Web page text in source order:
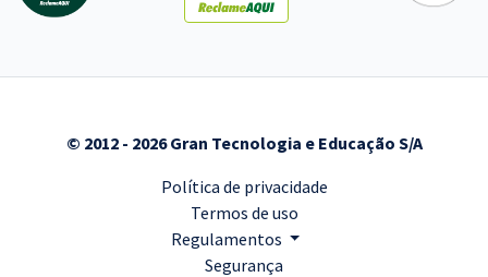
© 2012 - 2026 Gran Tecnologia e Educação S/A
Política de privacidade
Termos de uso
Regulamentos
Segurança